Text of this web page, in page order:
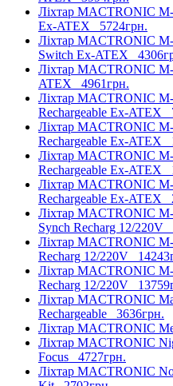
Ліхтар MACTRONIC
Ex-ATEX 5724грн.
Ліхтар MACTRONIC
Switch Ex-ATEX
Ліхтар MACTRONIC
ATEX 4961грн.
Ліхтар MACTRONIC
Rechargeable Ex-ATEX
Ліхтар MACTRONIC
Rechargeable Ex-ATEX
Ліхтар MACTRONIC
Rechargeable Ex-ATEX
Ліхтар MACTRONIC
Rechargeable Ex-ATEX
Ліхтар MACTRONIC
Synch Recharg 12/220V
Ліхтар MACTRONIC
Recharg 12/220V
Ліхтар MACTRONIC
Recharg 12/220V
Ліхтар MACTRONIC
Rechargeable 3636грн.
Ліхтар MACTRONIC
Ліхтар MACTRONIC
Focus 4727грн.
Ліхтар MACTRONIC